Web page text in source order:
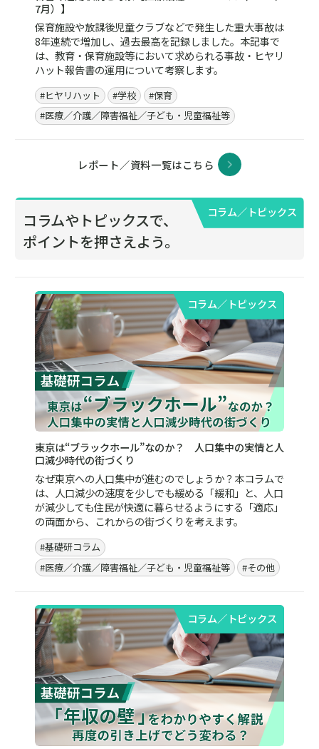
7月）】
保育施設や放課後児童クラブなどで発生した重大事故は
8年連続で増加し、過去最高を記録しました。本記事で
は、教育・保育施設等において求められる事故・ヒヤリ
ハット報告書の運用について考察します。
#ヒヤリハット #学校
#保育
#医療／介護／障害福祉／子ども・児童福祉等
レポート／資料一覧はこちら
コラムやトピックスで、
ポイントを押さえよう。
コラム／トピックス
コラム／トピックス
東京は“ブラックホール”なのか？ 人口集中の実情と人
口減少時代の街づくり
なぜ東京への人口集中が進むのでしょうか？本コラムで
は、人口減少の速度を少しでも緩める「緩和」と、人口
が減少しても住民が快適に暮らせるようにする「適応」
の両面から、これからの街づくりを考えます。
#基礎研コラム
#医療／介護／障害福祉／子ども・児童福祉等
#その他
コラム／トピックス